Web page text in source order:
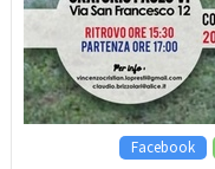
Facebook